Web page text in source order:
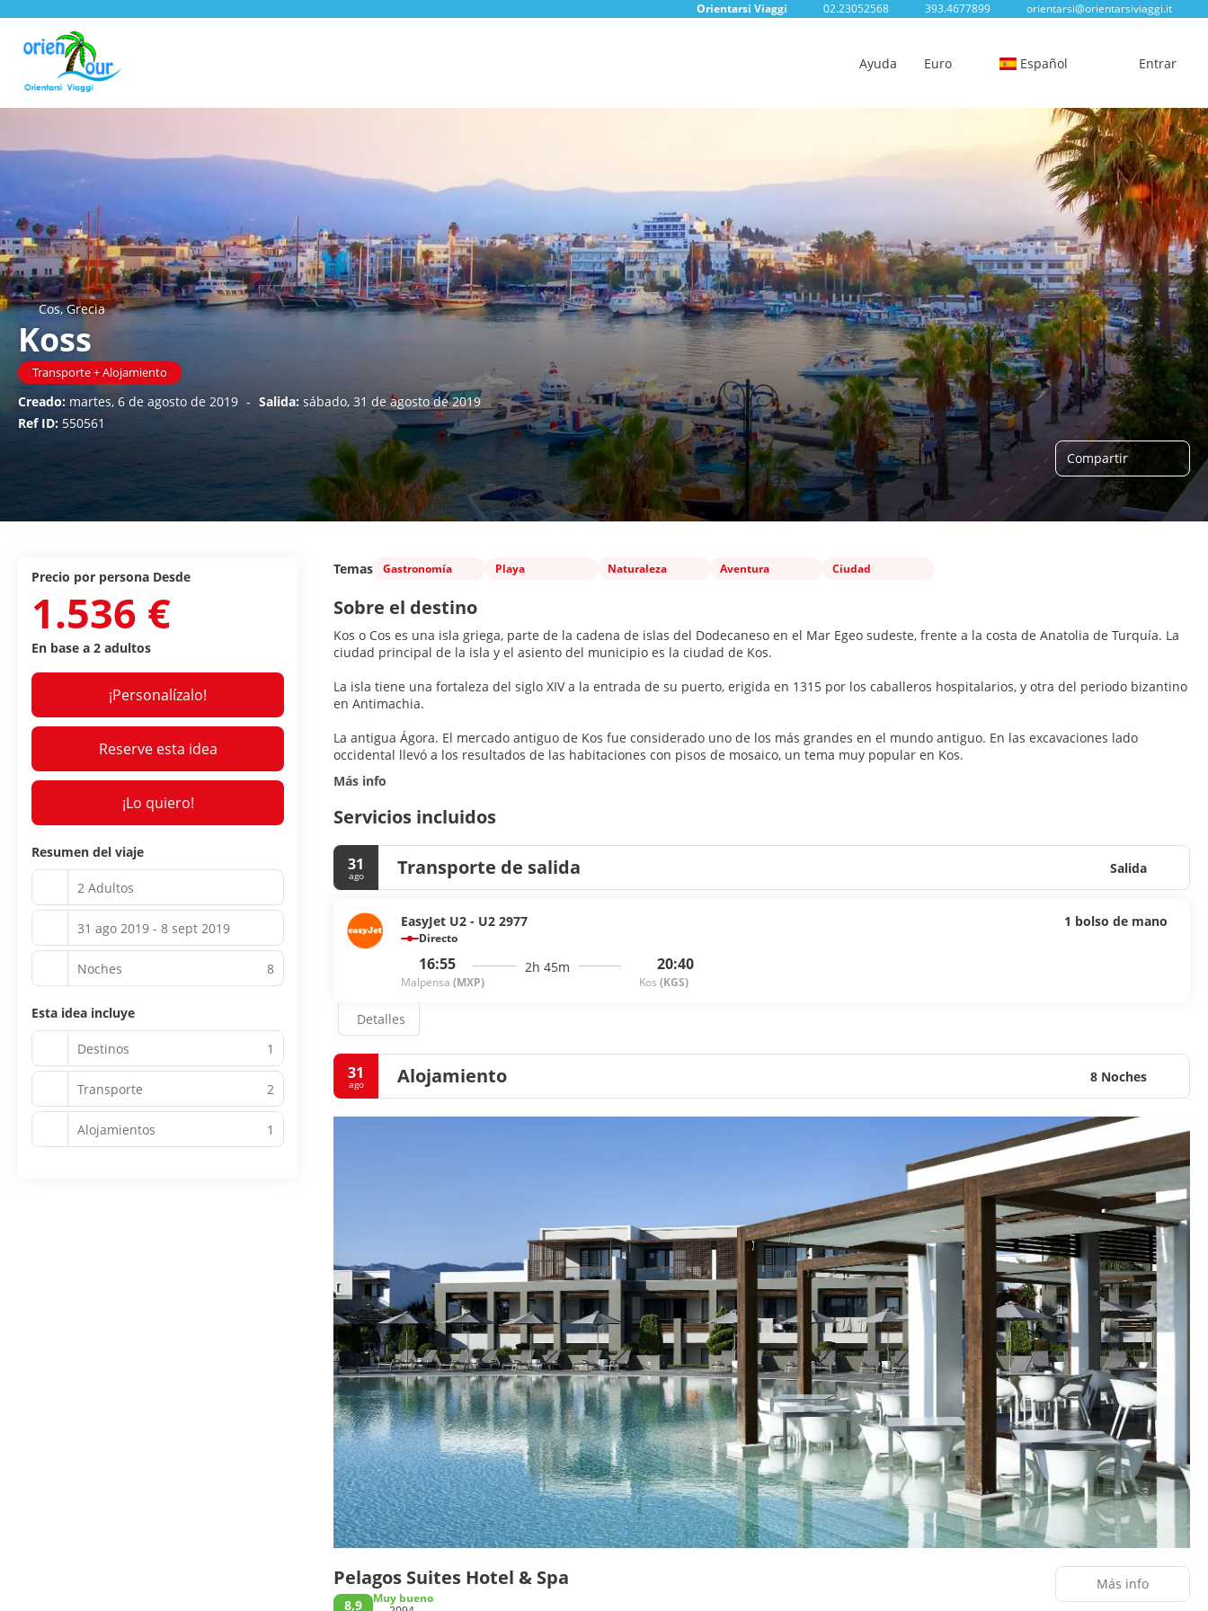
Orientarsi Viaggi 02.23052568 393.4677899 orientarsi@orientarsiviaggi.it
Ayuda Euro Español Entrar
Cos, Grecia
Koss
Transporte + Alojamiento
Creado: martes, 6 de agosto de 2019 - Salida:sábado, 31 de agosto de 2019
Ref ID: 550561
Compartir
Temas Gastronomía Playa Naturaleza Aventura Ciudad
Sobre el destino
Kos o Cos es una isla griega, parte de la cadena de islas del Dodecaneso en el Mar Egeo sudeste, frente a la costa de Anatolia de Turquía. La
ciudad principal de la isla y el asiento del municipio es la ciudad de Kos.
La isla tiene una fortaleza del siglo XIV a la entrada de su puerto, erigida en 1315 por los caballeros hospitalarios, y otra del periodo bizantino
en Antimachia.
La antigua Ágora. El mercado antiguo de Kos fue considerado uno de los más grandes en el mundo antiguo. En las excavaciones lado
occidental llevó a los resultados de las habitaciones con pisos de mosaico, un tema muy popular en Kos.
Más info
Servicios incluidos
31
ago Transporte de salida Salida
EasyJet U2 - U2 2977
Directo
16:55
Malpensa (MXP)
2h 45m 20:40
Kos (KGS)
1 bolso de mano
Detalles
31
ago Alojamiento 8 Noches
Pelagos Suites Hotel & Spa
8,9
Muy bueno
Más info
precio por persona Desde
1.536 €
En base a 2 adultos
¡Personalízalo!
Reserve esta idea
¡Lo quiero!
Resumen del viaje
2 Adultos
31 ago 2019 - 8 sept 2019
Noches 8
Esta idea incluye
Destinos 1
Transporte 2
Alojamientos 1